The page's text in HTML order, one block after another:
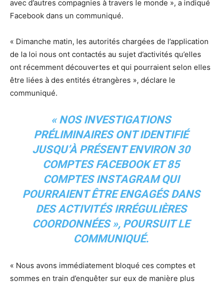
avec d’autres compagnies à travers le monde », a indiqué
Facebook dans un communiqué.
« Dimanche matin, les autorités chargées de l’application
de la loi nous ont contactés au sujet d’activités qu’elles
ont récemment découvertes et qui pourraient selon elles
être liées à des entités étrangères », déclare le
communiqué.
« NOS INVESTIGATIONS
PRÉLIMINAIRES ONT IDENTIFIÉ
JUSQU’À PRÉSENT ENVIRON 30
COMPTES FACEBOOK ET 85
COMPTES INSTAGRAM QUI
POURRAIENT ÊTRE ENGAGÉS DANS
DES ACTIVITÉS IRRÉGULIÈRES
COORDONNÉES », POURSUIT LE
COMMUNIQUÉ.
« Nous avons immédiatement bloqué ces comptes et
sommes en train d’enquêter sur eux de manière plus